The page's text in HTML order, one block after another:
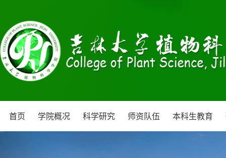
首页 学院概况 科学研究 师资队伍 本科生教育